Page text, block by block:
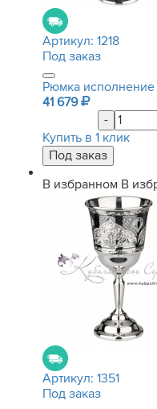
Артикул: 1218
Под заказ
Рюмка
41 679
-
Купить в 1 клик
В избранном В
Артикул: 1351
Под заказ